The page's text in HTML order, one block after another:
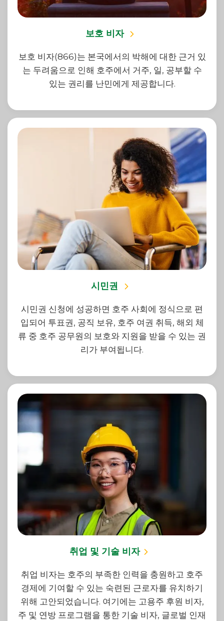
보호 비자
보호 비자(866)는 본국에서의 박해에 대한 근거 있
는 두려움으로 인해 호주에서 거주, 일, 공부할 수
있는 권리를 난민에게 제공합니다.
시민권
시민권 신청에 성공하면 호주 사회에 정식으로 편
입되어 투표권, 공직 보유, 호주 여권 취득, 해외 체
류 중 호주 공무원의 보호와 지원을 받을 수 있는 권
리가 부여됩니다.
취업 및 기술 비자
취업 비자는 호주의 부족한 인력을 충원하고 호주
경제에 기여할 수 있는 숙련된 근로자를 유치하기
위해 고안되었습니다. 여기에는 고용주 후원 비자,
주 및 연방 프로그램을 통한 기술 비자, 글로벌 인재